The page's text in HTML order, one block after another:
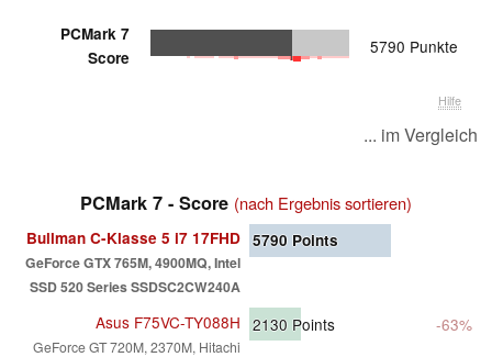
PCMark 7
Score
5790 Punkte
Hilfe
... im Vergleich
PCMark 7 - Score (nach Ergebnis sortieren)
Bullman C-Klasse 5 i7 17FHD
GeForce GTX 765M, 4900MQ, Intel
SSD 520 Series SSDSC2CW240A
5790 Points
Asus F75VC-TY088H
GeForce GT 720M, 2370M, Hitachi
2130 Points -63%